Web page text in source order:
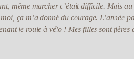
même marcher c’était difficile. Mais
ça m’a donné du courage. L’année
je roule à vélo ! Mes filles sont fières